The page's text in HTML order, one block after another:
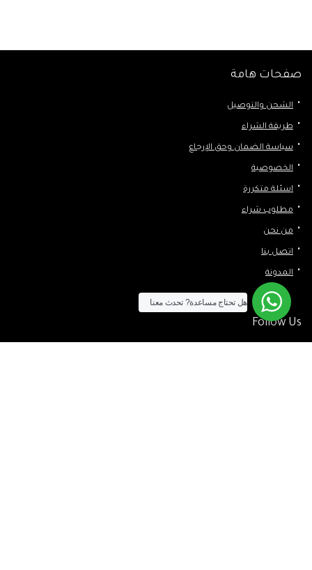
صفحات هامة
الشحن والتوصيل
طريقة الشراء
سياسة الضمان وحق الإرجاع
الخصوصية
اسئلة متكررة
مطلوب شراء
من نحن
اتصل بنا
المدونة
Follow Us
هل تحتاج مساعدة? تحدث معنا